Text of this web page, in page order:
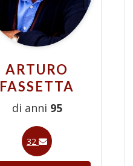
ARTURO
FASSETTA
di anni 95
32